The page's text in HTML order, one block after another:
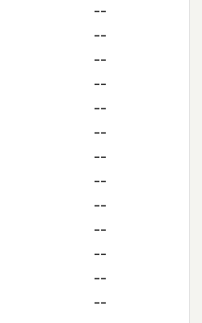
--
--
--
--
--
--
--
--
--
--
--
--
--